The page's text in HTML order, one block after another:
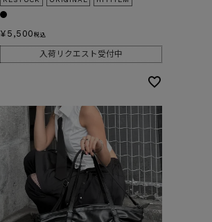
¥ 5,500税込
入荷リクエスト受付中